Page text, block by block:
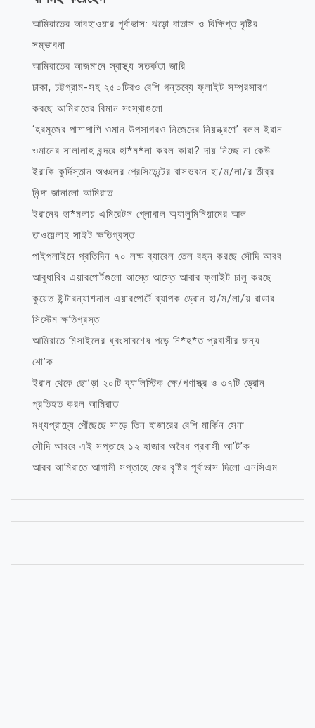
আমিরাতের আবহাওয়ার পূর্বাভাস: ঝড়ো বাতাস ও বিক্ষিপ্ত বৃষ্টির
সম্ভাবনা
আমিরাতের আজমানে স্বাস্থ্য সতর্কতা জারি
ঢাকা, চট্টগ্রাম-সহ ২৫০টিরও বেশি গন্তব্যে ফ্লাইট সম্প্রসারণ
করছে আমিরাতের বিমান সংস্থাগুলো
‘হরমুজের পাশাপাশি ওমান উপসাগরও নিজেদের নিয়ন্ত্রণে’ বলল ইরান
ওমানের সালালাহ বন্দরে হা*ম*লা করল কারা? দায় নিচ্ছে না কেউ
ইরাকি কুর্দিস্তান অঞ্চলের প্রেসিডেন্টের বাসভবনে হা/ম/লা/র তীব্র
নিন্দা জানালো আমিরাত
ইরানের হা*মলায় এমিরেটস গ্লোবাল অ্যালুমিনিয়ামের আল
তাওয়েলাহ সাইট ক্ষতিগ্রস্ত
পাইপলাইনে প্রতিদিন ৭০ লক্ষ ব্যারেল তেল বহন করছে সৌদি আরব
আবুধাবির এয়ারপোর্টগুলো আস্তে আস্তে আবার ফ্লাইট চালু করছে
কুয়েত ইন্টারন্যাশনাল এয়ারপোর্টে ব্যাপক ড্রোন হা/ম/লা/য় রাডার
সিস্টেম ক্ষতিগ্রস্ত
আমিরাতে মিসাইলের ধ্বংসাবশেষ পড়ে নি*হ*ত প্রবাসীর জন্য
শো’ক
ইরান থেকে ছো’ড়া ২০টি ব্যালিস্টিক ক্ষে/পণাস্ত্র ও ৩৭টি ড্রোন
প্রতিহত করল আমিরাত
মধ্যপ্রাচ্যে পৌঁছেছে সাড়ে তিন হাজারের বেশি মার্কিন সেনা
সৌদি আরবে এই সপ্তাহে ১২ হাজার অবৈধ প্রবাসী আ’ট’ক
আরব আমিরাতে আগামী সপ্তাহে ফের বৃষ্টির পূর্বাভাস দিলো এনসিএম